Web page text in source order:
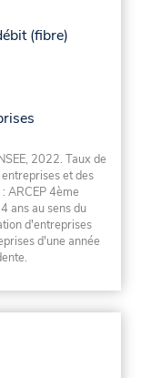
(fibre)
2022. Taux de
et des
ARCEP 4ème
ans au sens du
d'entreprises
d'une année